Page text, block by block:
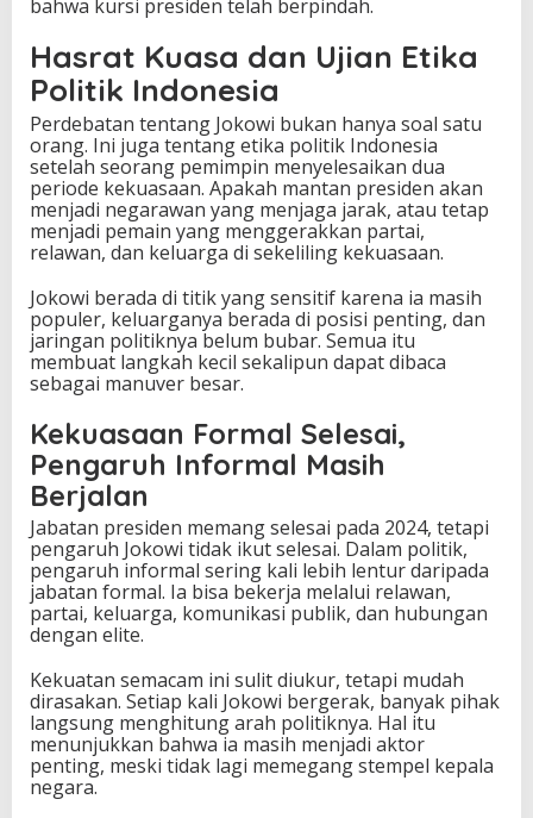
bahwa kursi presiden telah berpindah.
Hasrat Kuasa dan Ujian Etika
Politik Indonesia
Perdebatan tentang Jokowi bukan hanya soal satu
orang. Ini juga tentang etika politik Indonesia
setelah seorang pemimpin menyelesaikan dua
periode kekuasaan. Apakah mantan presiden akan
menjadi negarawan yang menjaga jarak, atau tetap
menjadi pemain yang menggerakkan partai,
relawan, dan keluarga di sekeliling kekuasaan.
Jokowi berada di titik yang sensitif karena ia masih
populer, keluarganya berada di posisi penting, dan
jaringan politiknya belum bubar. Semua itu
membuat langkah kecil sekalipun dapat dibaca
sebagai manuver besar.
Kekuasaan Formal Selesai,
Pengaruh Informal Masih
Berjalan
Jabatan presiden memang selesai pada 2024, tetapi
pengaruh Jokowi tidak ikut selesai. Dalam politik,
pengaruh informal sering kali lebih lentur daripada
jabatan formal. Ia bisa bekerja melalui relawan,
partai, keluarga, komunikasi publik, dan hubungan
dengan elite.
Kekuatan semacam ini sulit diukur, tetapi mudah
dirasakan. Setiap kali Jokowi bergerak, banyak pihak
langsung menghitung arah politiknya. Hal itu
menunjukkan bahwa ia masih menjadi aktor
penting, meski tidak lagi memegang stempel kepala
negara.